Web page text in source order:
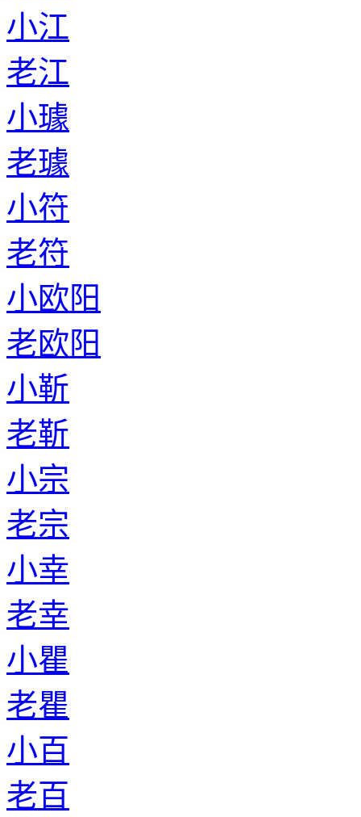
小江
老江
小璩
老璩
小符
老符
小欧阳
老欧阳
小靳
老靳
小宗
老宗
小幸
老幸
小瞿
老瞿
小百
老百